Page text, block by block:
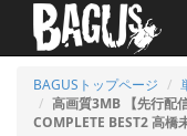
BAGUSトップページ
高画質3MB 【先行配
COMPLETE BEST2 高橋